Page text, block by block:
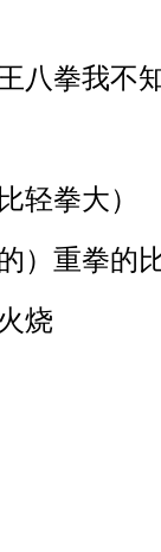
八拳我不
轻拳大）
）重拳的
烧